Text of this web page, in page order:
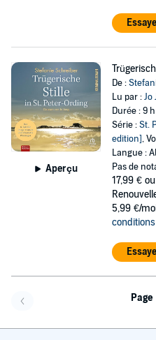
Aperçu
De :
Lu par :Jo
Durée : 9 h
Série :St.
edition],
Langue :
Pas de
17,99 €
5,99 €/